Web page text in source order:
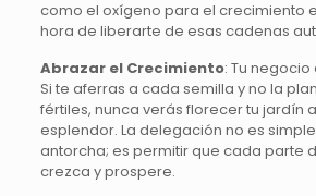
como el oxígeno para el crecimiento
hora de liberarte de esas cadenas
Abrazar el Crecimiento: Tu negocio
Si te aferras a cada semilla y no la
fértiles, nunca verás florecer tu jardín
esplendor. La delegación no es
antorcha; es permitir que cada parte
crezca y prospere.